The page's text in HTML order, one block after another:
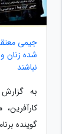
جیمی
شده زنان
نباشند
به گزارش
گوینده